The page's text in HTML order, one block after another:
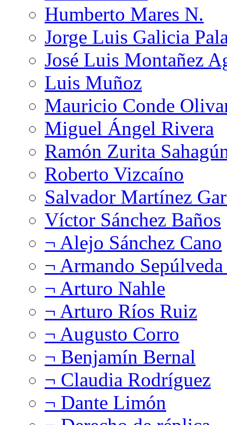
Humberto Mares N.
Jorge Luis Galicia
José Luis Montañez
Luis Muñoz
Mauricio Conde
Miguel Ángel Rivera
Ramón Zurita
Roberto Vizcaíno
Salvador Martínez
Víctor Sánchez Baños
¬ Alejo Sánchez Cano
¬ Armando
¬ Arturo Nahle
¬ Arturo Ríos Ruiz
¬ Augusto Corro
¬ Benjamín Bernal
¬ Claudia Rodríguez
¬ Dante Limón